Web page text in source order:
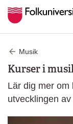
Musik
Kurser i
Lär dig mer om
utvecklingen